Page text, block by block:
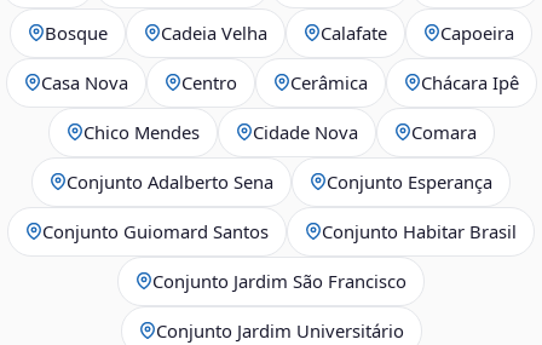
Bosque Cadeia Velha Calafate Capoeira
Casa Nova Centro Cerâmica Chácara Ipê
Chico Mendes Cidade Nova Comara
Conjunto Adalberto Sena Conjunto Esperança
Conjunto Guiomard Santos Conjunto Habitar Brasil
Conjunto Jardim São Francisco
Conjunto Jardim Universitário